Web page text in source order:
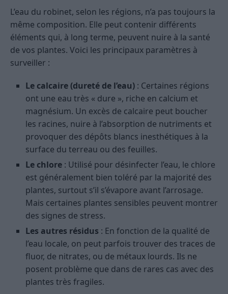
L’eau du robinet, selon les régions, n’a pas toujours la
même composition. Elle peut contenir différents
éléments qui, à long terme, peuvent nuire à la santé
de vos plantes. Voici les principaux paramètres à
surveiller :
Le calcaire (dureté de l’eau) : Certaines régions
ont une eau très « dure », riche en calcium et
magnésium. Un excès de calcaire peut boucher
les racines, nuire à l’absorption de nutriments et
provoquer des dépôts blancs inesthétiques à la
surface du terreau ou des feuilles.
Le chlore : Utilisé pour désinfecter l’eau, le chlore
est généralement bien toléré par la majorité des
plantes, surtout s’il s’évapore avant l’arrosage.
Mais certaines plantes sensibles peuvent montrer
des signes de stress.
Les autres résidus : En fonction de la qualité de
l’eau locale, on peut parfois trouver des traces de
fluor, de nitrates, ou de métaux lourds. Ils ne
posent problème que dans de rares cas avec des
plantes très fragiles.